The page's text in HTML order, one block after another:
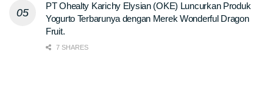
PT Ohealty Karichy Elysian (OKE) Luncurkan Produk
Yogurto Terbarunya dengan Merek Wonderful Dragon
Fruit.
7 SHARES